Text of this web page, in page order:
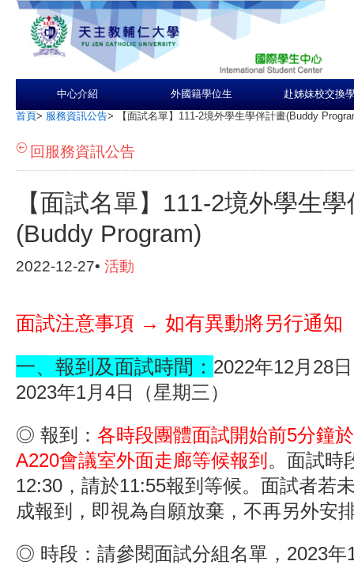
中心介紹 外國籍學位生 赴姊妹校交換
首頁> 服務資訊公告> 【面試名單】111-2境外學生學伴計畫(Buddy
回服務資訊公告
【面試名單】111-2境外學生
(Buddy Program)
2022-12-27• 活動
面試注意事項 → 如有異動將另行通知
一、報到及面試時間： 2022年12月28
2023年1月4日（星期三）
◎ 報到： 各時段團體面試開始前5分鐘
A220會議室外面走廊等候報到 。 面試時
12:30，請於11:55報到等候。面試者若
成報到， 即視為自願放棄，不再另外安
◎ 時段：請參閱面試分組名單，2023年